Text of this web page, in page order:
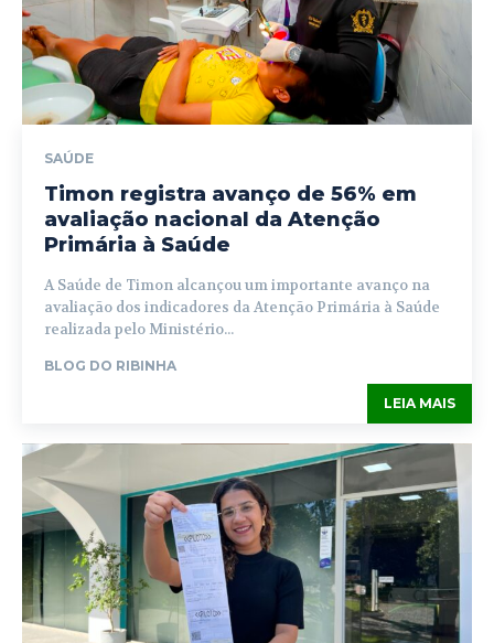
SAÚDE
Timon registra avanço de 56% em
avaliação nacional da Atenção
Primária à Saúde
A Saúde de Timon alcançou um importante avanço na
avaliação dos indicadores da Atenção Primária à Saúde
realizada pelo Ministério...
BLOG DO RIBINHA
LEIA MAIS